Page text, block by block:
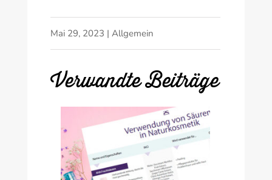
Mai 29, 2023 | Allgemein
Verwandte Beiträge